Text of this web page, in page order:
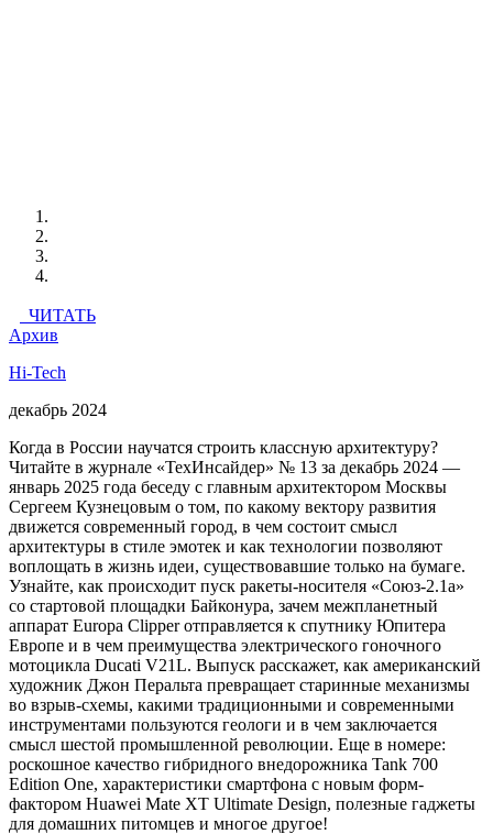
ЧИТАТЬ
Архив
Hi-Tech
декабрь 2024
Когда в России научатся строить классную архитектуру?
Читайте в журнале «ТехИнсайдер» № 13 за декабрь 2024 —
январь 2025 года беседу с главным архитектором Москвы
Сергеем Кузнецовым о том, по какому вектору развития
движется современный город, в чем состоит смысл
архитектуры в стиле эмотек и как технологии позволяют
воплощать в жизнь идеи, существовавшие только на бумаге.
Узнайте, как происходит пуск ракеты-носителя «Союз-2.1а»
со стартовой площадки Байконура, зачем межпланетный
аппарат Europa Clipper отправляется к спутнику Юпитера
Европе и в чем преимущества электрического гоночного
мотоцикла Ducati V21L. Выпуск расскажет, как американский
художник Джон Перальта превращает старинные механизмы
во взрыв-схемы, какими традиционными и современными
инструментами пользуются геологи и в чем заключается
смысл шестой промышленной революции. Еще в номере:
роскошное качество гибридного внедорожника Tank 700
Edition One, характеристики смартфона с новым форм-
фактором Huawei Mate XT Ultimate Design, полезные гаджеты
для домашних питомцев и многое другое!